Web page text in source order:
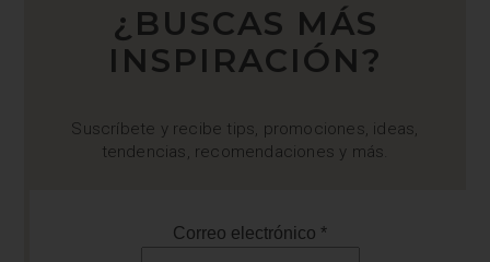
¿BUSCAS MÁS
INSPIRACIÓN?
Suscríbete y recibe tips, promociones, ideas,
tendencias, recomendaciones y más.